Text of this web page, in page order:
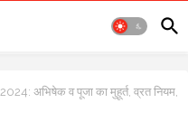
अभिषेक व पूजा का मुहूर्त, व्रत नियम,